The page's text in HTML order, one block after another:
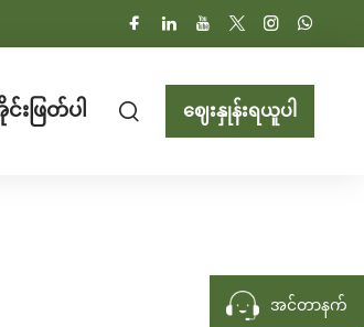
းဖြတ်ပါ ဈေးနှုန်းရယူပါ
အင်တာနက်